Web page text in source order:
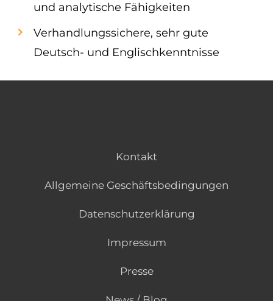
und analytische Fähigkeiten
Verhandlungssichere, sehr gute
Deutsch- und Englischkenntnisse
Kontakt
Allgemeine Geschäftsbedingungen
Datenschutzerklärung
Impressum
Presse